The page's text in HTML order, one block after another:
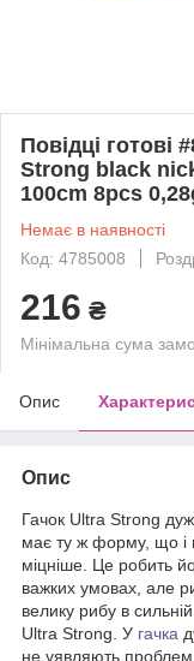
Повідці готові
Strong black
100cm 8pcs
Немає в наявності
Код: 4785008
216 ₴
Мінімальна сума
Опис
Опис
Гачок Ultra Strong
має ту ж форму, що і
міцніше. Це робить
важких умовах, але
велику рибу в
Ultra Strong. У гачка
не уявляють проблем